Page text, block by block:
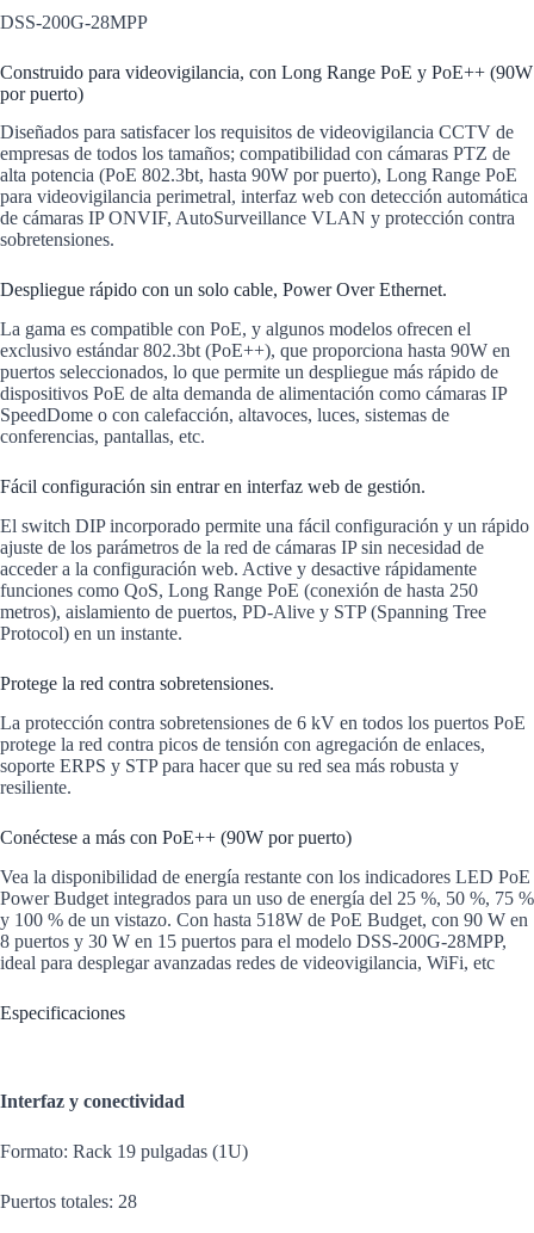
DSS-200G-28MPP
Construido para videovigilancia, con Long Range PoE y PoE++ (90W
por puerto)
Diseñados para satisfacer los requisitos de videovigilancia CCTV de
empresas de todos los tamaños; compatibilidad con cámaras PTZ de
alta potencia (PoE 802.3bt, hasta 90W por puerto), Long Range PoE
para videovigilancia perimetral, interfaz web con detección automática
de cámaras IP ONVIF, AutoSurveillance VLAN y protección contra
sobretensiones.
Despliegue rápido con un solo cable, Power Over Ethernet.
La gama es compatible con PoE, y algunos modelos ofrecen el
exclusivo estándar 802.3bt (PoE++), que proporciona hasta 90W en
puertos seleccionados, lo que permite un despliegue más rápido de
dispositivos PoE de alta demanda de alimentación como cámaras IP
SpeedDome o con calefacción, altavoces, luces, sistemas de
conferencias, pantallas, etc.
Fácil configuración sin entrar en interfaz web de gestión.
El switch DIP incorporado permite una fácil configuración y un rápido
ajuste de los parámetros de la red de cámaras IP sin necesidad de
acceder a la configuración web. Active y desactive rápidamente
funciones como QoS, Long Range PoE (conexión de hasta 250
metros), aislamiento de puertos, PD-Alive y STP (Spanning Tree
Protocol) en un instante.
Protege la red contra sobretensiones.
La protección contra sobretensiones de 6 kV en todos los puertos PoE
protege la red contra picos de tensión con agregación de enlaces,
soporte ERPS y STP para hacer que su red sea más robusta y
resiliente.
Conéctese a más con PoE++ (90W por puerto)
Vea la disponibilidad de energía restante con los indicadores LED PoE
Power Budget integrados para un uso de energía del 25 %, 50 %, 75 %
y 100 % de un vistazo. Con hasta 518W de PoE Budget, con 90 W en
8 puertos y 30 W en 15 puertos para el modelo DSS-200G-28MPP,
ideal para desplegar avanzadas redes de videovigilancia, WiFi, etc
Especificaciones
Interfaz y conectividad
Formato: Rack 19 pulgadas (1U)
Puertos totales: 28